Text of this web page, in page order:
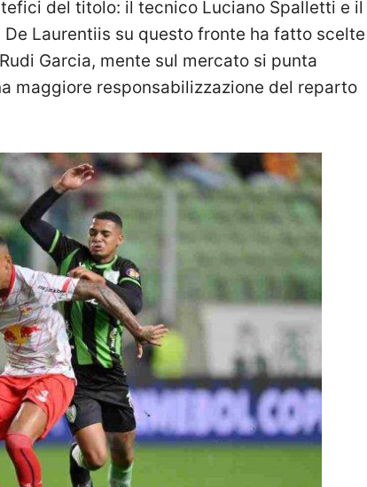
del titolo: il tecnico Luciano Spalletti e il
Laurentiis su questo fronte ha fatto scelte
Garcia, mente sul mercato si punta
maggiore responsabilizzazione del reparto